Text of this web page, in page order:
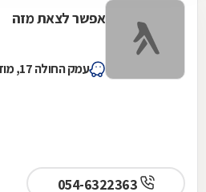
אפשר לצאת מזה
עמק החולה 17, מודיעין